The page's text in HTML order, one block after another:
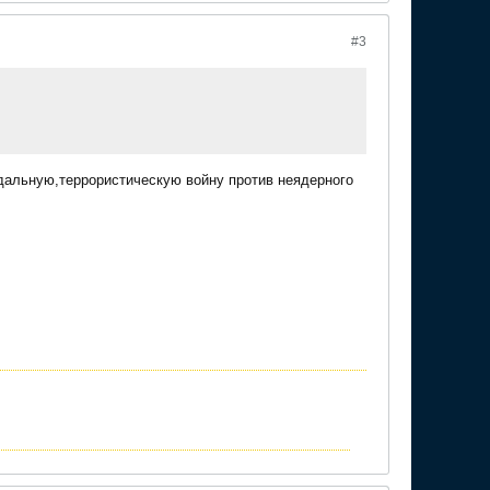
#3
войну против неядерного